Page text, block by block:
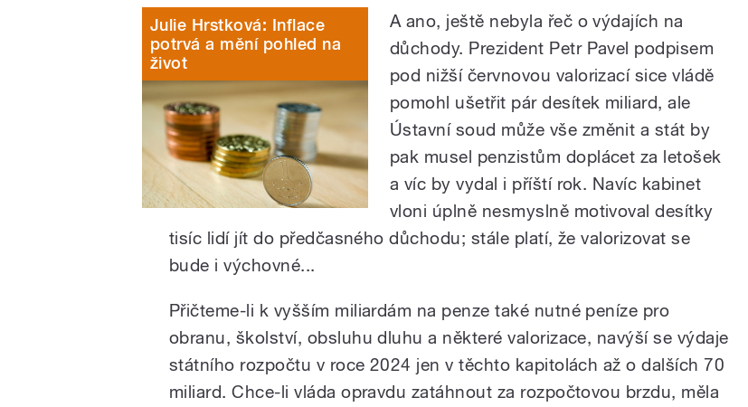
Julie Hrstková: Inflace
potrvá a mění pohled na
život
A ano, ještě nebyla řeč o výdajích na
důchody. Prezident Petr Pavel podpisem
pod nižší červnovou valorizací sice vládě
pomohl ušetřit pár desítek miliard, ale
Ústavní soud může vše změnit a stát by
pak musel penzistům doplácet za letošek
a víc by vydal i příští rok. Navíc kabinet
vloni úplně nesmyslně motivoval desítky
tisíc lidí jít do předčasného důchodu; stále platí, že valorizovat se
bude i výchovné...
Přičteme-li k vyšším miliardám na penze také nutné peníze pro
obranu, školství, obsluhu dluhu a některé valorizace, navýší se výdaje
státního rozpočtu v roce 2024 jen v těchto kapitolách až o dalších 70
miliard. Chce-li vláda opravdu zatáhnout za rozpočtovou brzdu, měla